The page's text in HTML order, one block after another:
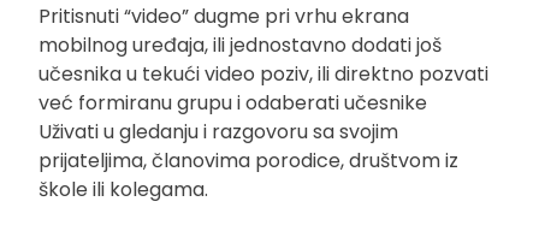
Pritisnuti “video” dugme pri vrhu ekrana
mobilnog uređaja, ili jednostavno dodati još
učesnika u tekući video poziv, ili direktno pozvati
već formiranu grupu i odaberati učesnike
Uživati u gledanju i razgovoru sa svojim
prijateljima, članovima porodice, društvom iz
škole ili kolegama.